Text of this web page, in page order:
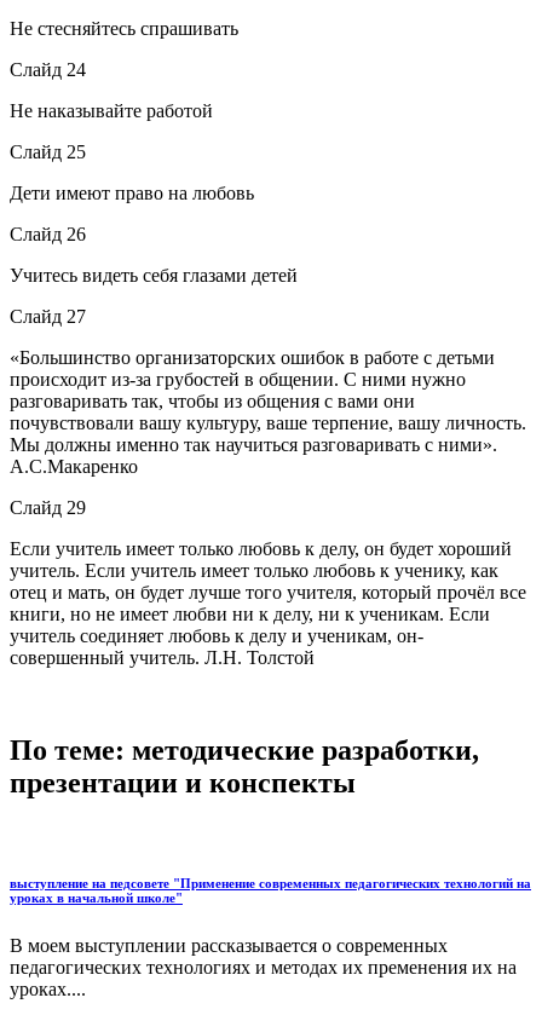
Не стесняйтесь спрашивать
Слайд 24
Не наказывайте работой
Слайд 25
Дети имеют право на любовь
Слайд 26
Учитесь видеть себя глазами детей
Слайд 27
«Большинство организаторских ошибок в работе с детьми
происходит из-за грубостей в общении. С ними нужно
разговаривать так, чтобы из общения с вами они
почувствовали вашу культуру, ваше терпение, вашу личность.
Мы должны именно так научиться разговаривать с ними».
А.С.Макаренко
Слайд 29
Если учитель имеет только любовь к делу, он будет хороший
учитель. Если учитель имеет только любовь к ученику, как
отец и мать, он будет лучше того учителя, который прочёл все
книги, но не имеет любви ни к делу, ни к ученикам. Если
учитель соединяет любовь к делу и ученикам, он-
совершенный учитель. Л.Н. Толстой
По теме: методические разработки,
презентации и конспекты
выступление на педсовете "Применение современных педагогических технологий на
уроках в начальной школе"
В моем выступлении рассказывается о современных
педагогических технологиях и методах их пременения их на
уроках....